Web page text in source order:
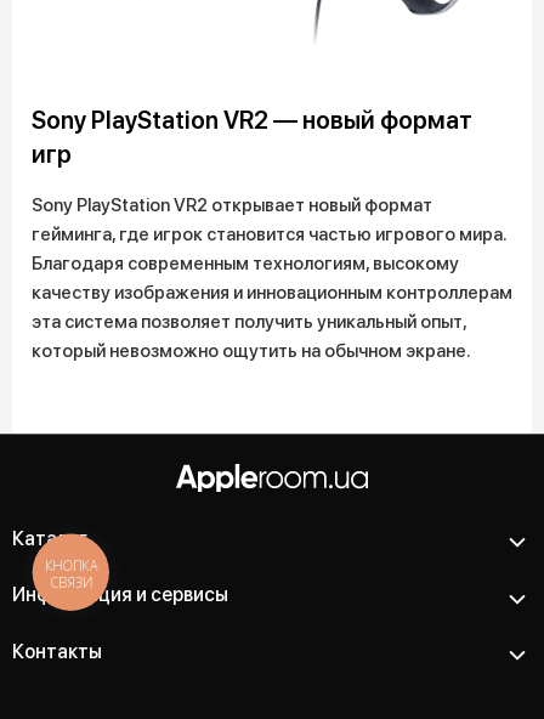
Sony PlayStation VR2 — новый формат
игр
Sony PlayStation VR2 открывает новый формат
гейминга, где игрок становится частью игрового мира.
Благодаря современным технологиям, высокому
качеству изображения и инновационным контроллерам
эта система позволяет получить уникальный опыт,
который невозможно ощутить на обычном экране.
Каталог
Информация и сервисы
Контакты
КНОПКА
СВЯЗИ